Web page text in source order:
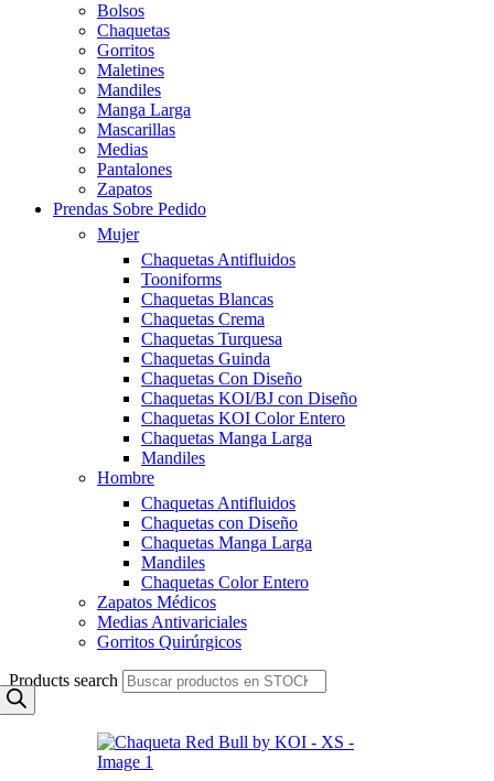
Bolsos
Chaquetas
Gorritos
Maletines
Mandiles
Manga Larga
Mascarillas
Medias
Pantalones
Zapatos
Prendas Sobre Pedido
Mujer
Chaquetas Antifluidos
Tooniforms
Chaquetas Blancas
Chaquetas Crema
Chaquetas Turquesa
Chaquetas Guinda
Chaquetas Con Diseño
Chaquetas KOI/BJ con Diseño
Chaquetas KOI Color Entero
Chaquetas Manga Larga
Mandiles
Hombre
Chaquetas Antifluidos
Chaquetas con Diseño
Chaquetas Manga Larga
Mandiles
Chaquetas Color Entero
Zapatos Médicos
Medias Antivariciales
Gorritos Quirúrgicos
Products search